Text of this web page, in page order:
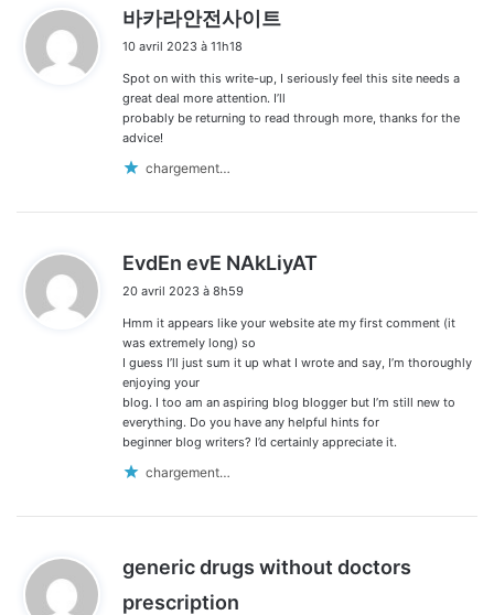
바카라안전사이트
:
10 avril 2023 à 11h18
Spot on with this write-up, I seriously feel this site needs a
great deal more attention. I’ll
probably be returning to read through more, thanks for the
advice!
chargement…
EvdEn evE NAkLiyAT
20 avril 2023 à 8h59
Hmm it appears like your website ate my first comment (it
was extremely long) so
I guess I’ll just sum it up what I wrote and say, I’m thoroughly
enjoying your
blog. I too am an aspiring blog blogger but I’m still new to
everything. Do you have any helpful hints for
beginner blog writers? I’d certainly appreciate it.
chargement…
generic drugs without doctors
prescription